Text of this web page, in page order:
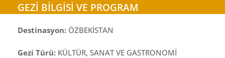
GEZİ BİLGİSİ VE PROGRAM
Destinasyon: ÖZBEKİSTAN
Gezi Türü: KÜLTÜR, SANAT VE GASTRONOMİ